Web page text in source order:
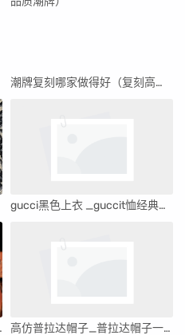
潮牌复刻哪家做得好（复刻高品质潮牌）
gucci黑色上衣 _guccit恤经典黑色
娜还是海莉 高仿普拉达帽子_普拉达帽子一般多少钱